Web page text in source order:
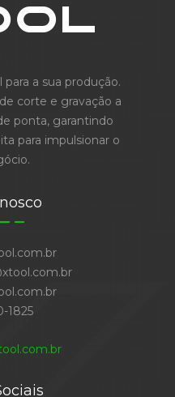
para a sua produção.
corte e gravação a
ponta, garantindo
para impulsionar o
1825